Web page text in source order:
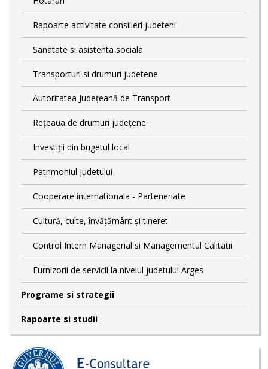
Rapoarte activitate consilieri judeteni
Sanatate si asistenta sociala
Transporturi si drumuri judetene
Autoritatea Județeană de Transport
Rețeaua de drumuri județene
Investiții din bugetul local
Patrimoniul judetului
Cooperare internationala - Parteneriate
Cultură, culte, învățământ și tineret
Control Intern Managerial si Managementul Calitatii
Furnizorii de servicii la nivelul judetului Arges
Programe si strategii
Rapoarte si studii